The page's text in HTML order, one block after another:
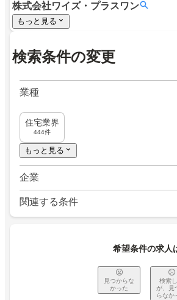
株式会社ワイズ・プラスワン
もっと見る
検索条件の変更
業種
住宅業界
444件
もっと見る
企業
関連する条件
希望条件の求人
見つからな
かった
検索
が、見
らなか